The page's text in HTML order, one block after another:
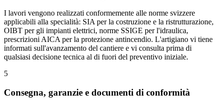
I lavori vengono realizzati conformemente alle norme svizzere
applicabili alla specialità: SIA per la costruzione e la ristrutturazione,
OIBT per gli impianti elettrici, norme SSIGE per l'idraulica,
prescrizioni AICA per la protezione antincendio. L'artigiano vi tiene
informati sull'avanzamento del cantiere e vi consulta prima di
qualsiasi decisione tecnica al di fuori del preventivo iniziale.
5
Consegna, garanzie e documenti di conformità